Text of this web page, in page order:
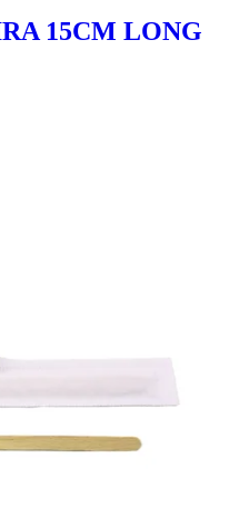
15CM LONG